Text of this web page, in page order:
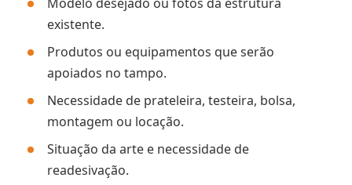
existente.
Produtos ou equipamentos que serão
apoiados no tampo.
Necessidade de prateleira, testeira, bolsa,
montagem ou locação.
Situação da arte e necessidade de
readesivação.